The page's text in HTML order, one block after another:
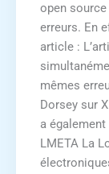
open
erreurs. En
article :
mêmes
Dorsey sur
a
LMETA La